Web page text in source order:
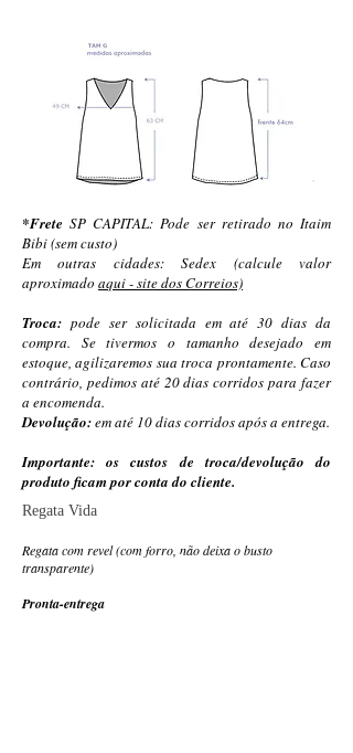
*Frete SP CAPITAL: Pode ser retirado no Itaim
Bibi (sem custo)
Em outras cidades: Sedex (calcule valor
aproximado aqui - site dos Correios)
Troca: pode ser solicitada em até 30 dias da
compra. Se tivermos o tamanho desejado em
estoque, agilizaremos sua troca prontamente. Caso
contrário, pedimos até 20 dias corridos para fazer
a encomenda.
Devolução:em até 10 dias corridos após a entrega.
Importante: os custos de troca/devolução do
produto ficam por conta do cliente.
Regata Vida
Regata com revel (com forro, não deixa o busto
transparente)
Pronta-entrega